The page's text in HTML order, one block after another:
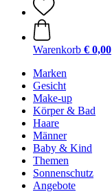
Warenkorb € 0,00
Marken
Gesicht
Make-up
Körper & Bad
Haare
Männer
Baby & Kind
Themen
Sonnenschutz
Angebote